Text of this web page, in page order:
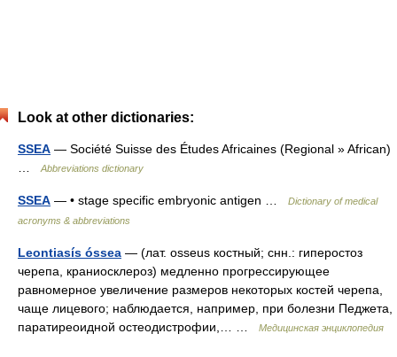
Look at other dictionaries:
SSEA — Société Suisse des Études Africaines (Regional » African)
Abbreviations dictionary
SSEA — • stage specific embryonic antigen …
Dictionary of medical
acronyms & abbreviations
Leontiasís óssea — (лат. osseus костный; снн.: гиперостоз
черепа, краниосклероз) медленно прогрессирующее
равномерное увеличение размеров некоторых костей черепа,
чаще лицевого; наблюдается, например, при болезни Педжета,
паратиреоидной остеодистрофии,… …
Медицинская энциклопедия